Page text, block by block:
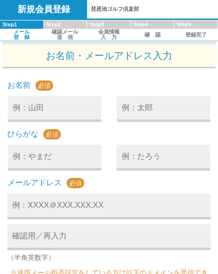
新規会員登録 琵琶池ゴルフ倶楽部
Step1 Step2 Step3 Step4
Step5
メール
登 録
確認メール
送 信
会員情報
入 力
確 認 登録完了
お名前・メールアドレス入力
お名前 必須
ひらがな 必須
メールアドレス 必須
（半角英数字）